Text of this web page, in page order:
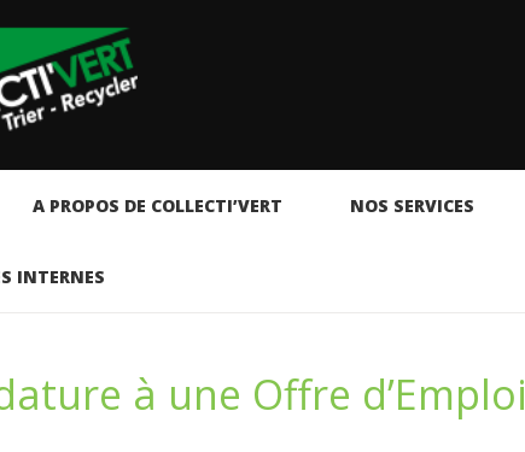
A PROPOS DE COLLECTI’VERT NOS SERVICES
INTERNES
à une Offre d’Emploi